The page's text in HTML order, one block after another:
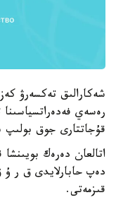
رەسەي
قۇجاتتارى جوق بولىپ
اتالعان دەرەك بويىنشا
دەپ حابارلايدى ق ر ۇ
قىزمەتى.